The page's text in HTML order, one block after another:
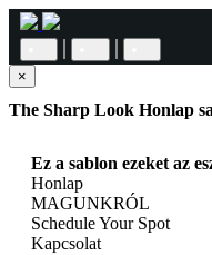
| |
×
The Sharp Look Honlap
Ez a sablon ezeket az
Honlap
MAGUNKRÓL
Schedule Your Spot
Kapcsolat